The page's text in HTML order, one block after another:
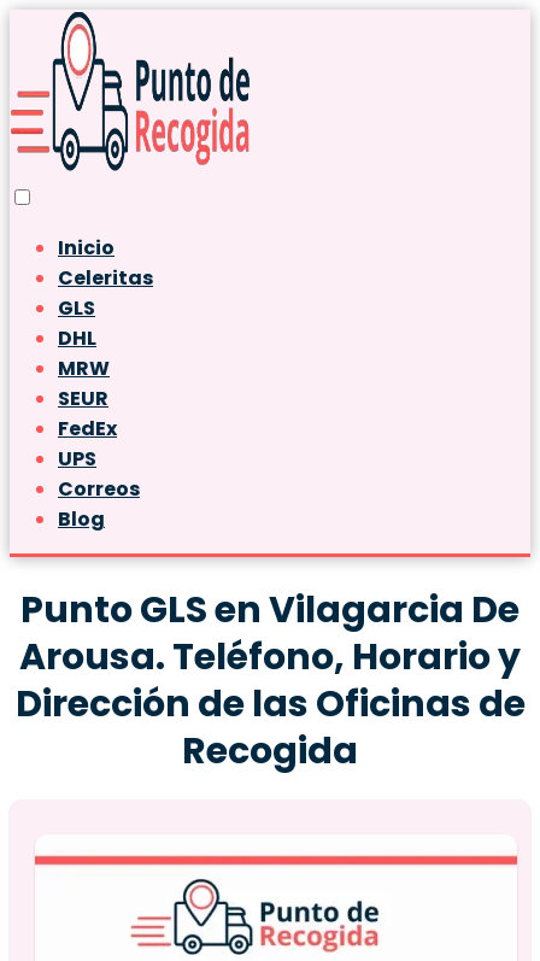
Inicio
Celeritas
GLS
DHL
MRW
SEUR
FedEx
UPS
Correos
Blog
Punto GLS en Vilagarcia De
Arousa. Teléfono, Horario y
Dirección de las Oficinas de
Recogida